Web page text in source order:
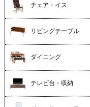
チェア・イス
リビングテーブル
ダイニング
テレビ台・収納